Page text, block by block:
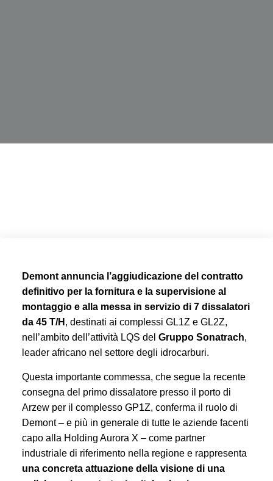
Demont annuncia l’aggiudicazione del contratto
definitivo per la fornitura e la supervisione al
montaggio e alla messa in servizio di 7 dissalatori
da 45 T/H , destinati ai complessi GL1Z e GL2Z,
nell’ambito dell’attività LQS del Gruppo Sonatrach,
leader africano nel settore degli idrocarburi.
Questa importante commessa, che segue la recente
consegna del primo dissalatore presso il porto di
Arzew per il complesso GP1Z, conferma il ruolo di
Demont – e più in generale di tutte le aziende facenti
capo alla Holding Aurora X – come partner
industriale di riferimento nella regione e rappresenta
una concreta attuazione della visione di una